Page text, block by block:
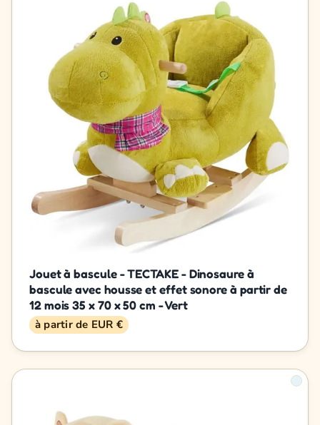
Jouet à bascule - TECTAKE - Dinosaure à
bascule avec housse et effet sonore à partir de
12 mois 35 x 70 x 50 cm - Vert
à partir de EUR €